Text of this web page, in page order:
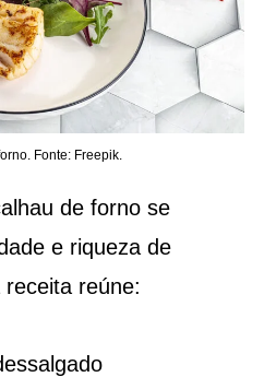
Fonte: Freepik.
de forno se
e riqueza de
reúne: